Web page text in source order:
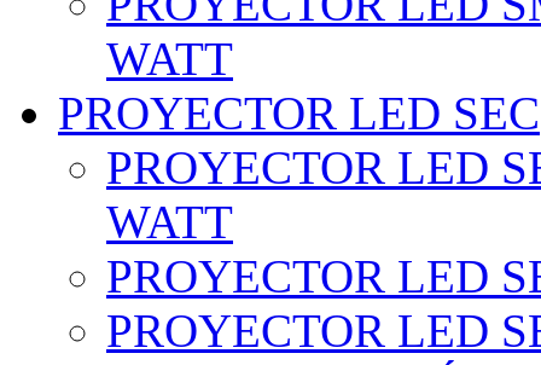
WATT
PROYECTOR LED SEC
PROYECTOR LED
WATT
PROYECTOR LED
PROYECTOR LED